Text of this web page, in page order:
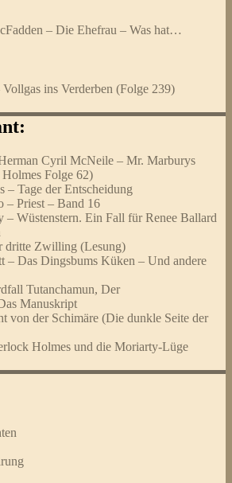
– Die Ehefrau – Was hat…
ins Verderben (Folge 239)
Cyril McNeile – Mr. Marburys
Folge 62)
– Tage der Entscheidung
– Priest – Band 16
– Wüstenstern. Ein Fall für Renee Ballard
dritte Zwilling (Lesung)
– Das Dingsbums Küken – Und andere
Tutanchamun, Der
Manuskript
von der Schimäre (Die dunkle Seite der
Holmes und die Moriarty-Lüge